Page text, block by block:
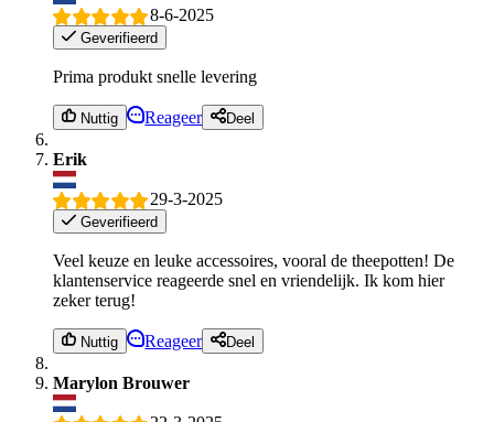
8-6-2025
Geverifieerd
Prima produkt snelle levering
Nuttig Reageer Deel
Erik
29-3-2025
Geverifieerd
Veel keuze en leuke accessoires, vooral de theepotten! De
klantenservice reageerde snel en vriendelijk. Ik kom hier
zeker terug!
Nuttig Reageer Deel
Marylon Brouwer